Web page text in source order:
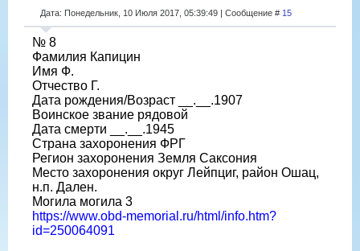
Дата: Понедельник, 10 Июля 2017, 05:39:49 | Сообщение # 15
№ 8
Фамилия Капицин
Имя Ф.
Отчество Г.
Дата рождения/Возраст __.__.1907
Воинское звание рядовой
Дата смерти __.__.1945
Страна захоронения ФРГ
Регион захоронения Земля Саксония
Место захоронения округ Лейпциг, район Ошац,
н.п. Дален.
Могила могила 3
https://www.obd-memorial.ru/html/info.htm?
id=250064091